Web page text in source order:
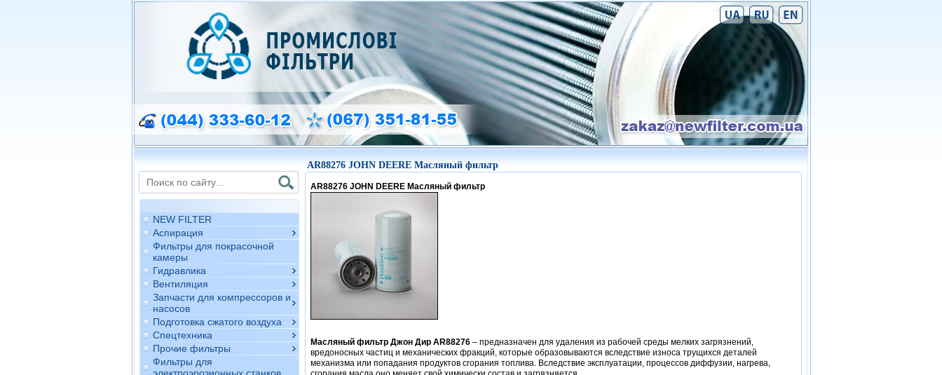
NEW FILTER
Аспирация
Фильтры для покрасочной
камеры
Гидравлика
Вентиляция
Запчасти для компрессоров и
насосов
Подготовка сжатого воздуха
Спецтехника
Прочие фильтры
Фильтры для
AR88276 JOHN DEERE Масляный фильтр
AR88276 JOHN DEERE Масляный фильтр
Масляный фильтр Джон Дир AR88276– предназначен для удаления из рабочей среды мелких загрязнений,
вредоносных частиц и механических фракций, которые образовываются вследствие износа трущихся деталей
механизма или попадания продуктов сгорания топлива. Вследствие эксплуатации, процессов диффузии, нагрева,